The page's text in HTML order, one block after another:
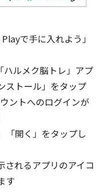
で手に入れよう」
ルメク脳トレ」アプ
ストール」をタップ
ントへのログインが
「開く」をタップし
されるアプリのアイコ
す